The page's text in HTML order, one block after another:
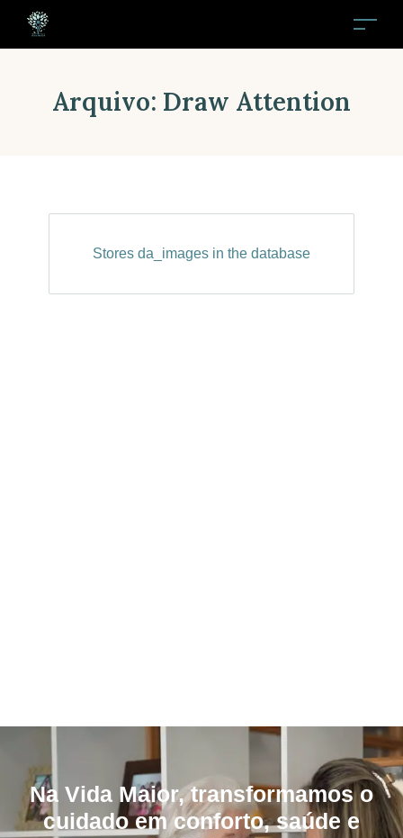
Arquivo: Draw Attention
Stores da_images in the database
Na Vida Maior, transformamos o
cuidado em conforto, saúde e